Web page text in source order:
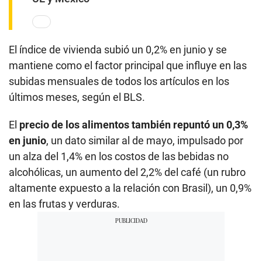
El índice de vivienda subió un 0,2% en junio y se
mantiene como el factor principal que influye en las
subidas mensuales de todos los artículos en los
últimos meses, según el BLS.
El precio de los alimentos también repuntó un 0,3%
en junio, un dato similar al de mayo, impulsado por
un alza del 1,4% en los costos de las bebidas no
alcohólicas, un aumento del 2,2% del café (un rubro
altamente expuesto a la relación con Brasil), un 0,9%
en las frutas y verduras.